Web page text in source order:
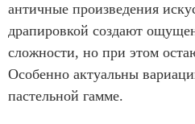
античные произведения
драпировкой создают
сложности, но при этом
Особенно актуальны
пастельной гамме.